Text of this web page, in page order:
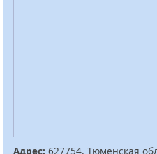
Адрес: 627754, Тюменская